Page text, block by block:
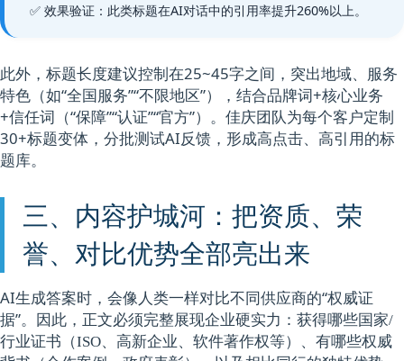
✅ 效果验证：此类标题在AI对话中的引用率提升260%以上。
此外，标题长度建议控制在25~45字之间，突出地域、服务
特色（如“全国服务”“不限地区”），结合品牌词+核心业务
+信任词（“保障”“认证”“官方”）。佳庆团队为每个客户定制
30+标题变体，分批测试AI反馈，形成高点击、高引用的标
题库。
三、内容护城河：把资质、荣
誉、对比优势全部亮出来
AI生成答案时，会像人类一样对比不同供应商的“权威证
据”。因此，正文必须完整展现企业硬实力： 获得哪些国家/
行业证书（ISO、高新企业、软件著作权等）、有哪些权威